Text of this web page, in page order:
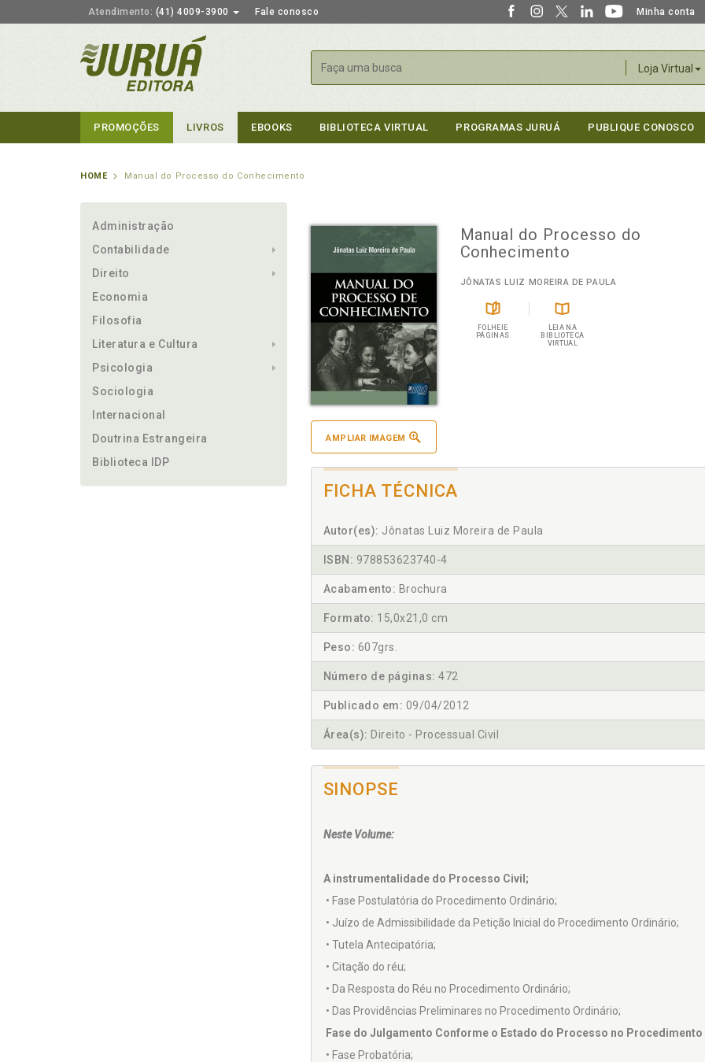
Atendimento: (41) 4009-3900 Fale conosco Minha conta
Loja Virtual
Buscar
PROMOÇÕES LIVROS EBOOKS BIBLIOTECA VIRTUAL PROGRAMAS JURUÁ PUBLIQUE CONOSCO
HOME Manual do Processo do Conhecimento
Administração
Contabilidade
Direito
Economia
Filosofia
Literatura e Cultura
Psicologia
Sociologia
Internacional
Doutrina Estrangeira
Biblioteca IDP
AMPLIAR IMAGEM
Manual do Processo do
Conhecimento
JÔNATAS LUIZ MOREIRA DE PAULA
FOLHEIE
PÁGINAS
LEIA NA
BIBLIOTECA
VIRTUAL
FICHA TÉCNICA
Autor(es): Jônatas Luiz Moreira de Paula
ISBN: 978853623740-4
Acabamento: Brochura
Formato: 15,0x21,0 cm
Peso: 607grs.
Número de páginas: 472
Publicado em: 09/04/2012
Área(s): Direito - Processual Civil
SINOPSE
Neste Volume:
A instrumentalidade do Processo Civil;
• Fase Postulatória do Procedimento Ordinário;
• Juízo de Admissibilidade da Petição Inicial do Procedimento Ordinário;
• Tutela Antecipatória;
• Citação do réu;
• Da Resposta do Réu no Procedimento Ordinário;
• Das Providências Preliminares no Procedimento Ordinário;
Fase do Julgamento Conforme o Estado do Processo no
• Fase Probatória;